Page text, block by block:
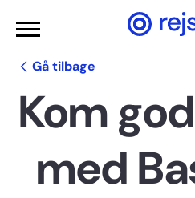
Gå til
Gå tilbage
Kom
med